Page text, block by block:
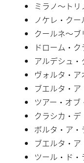
ミラノ〜トリ
ノケレ・クー
クールネ〜
ドローム・
アルデシュ・
ヴォルタ・
ブエルタ・
ツアー・オブ
クラシカ・
ボルタ・ア
ブエルタ・
ツール・ド